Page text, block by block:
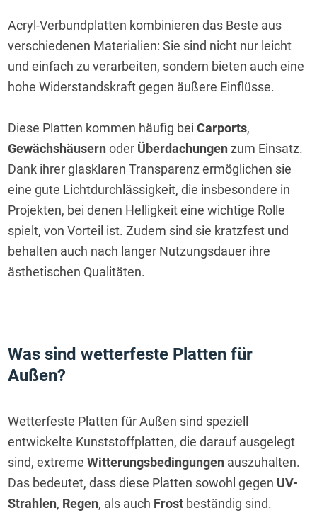
Acryl-Verbundplatten kombinieren das Beste aus
verschiedenen Materialien: Sie sind nicht nur leicht
und einfach zu verarbeiten, sondern bieten auch eine
hohe Widerstandskraft gegen äußere Einflüsse.
Diese Platten kommen häufig bei Carports
Gewächshäusern oder Überdachungen zum Einsatz.
Dank ihrer glasklaren Transparenz ermöglichen sie
eine gute Lichtdurchlässigkeit, die insbesondere in
Projekten, bei denen Helligkeit eine wichtige Rolle
spielt, von Vorteil ist. Zudem sind sie kratzfest und
behalten auch nach langer Nutzungsdauer ihre
ästhetischen Qualitäten.
Was sind wetterfeste Platten für
Außen?
Wetterfeste Platten für Außen sind speziell
entwickelte Kunststoffplatten, die darauf ausgelegt
sind, extreme Witterungsbedingungen auszuhalten.
Das bedeutet, dass diese Platten sowohl gegen UV-
Strahlen, Regen, als auch Frost beständig sind.